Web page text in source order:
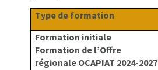
Type de formation
Formation initiale
Formation de l’Offre
régionale OCAPIAT 2024-2027